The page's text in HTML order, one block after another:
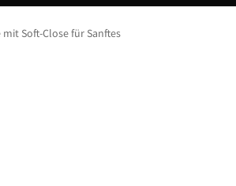
mit Soft-Close für Sanftes